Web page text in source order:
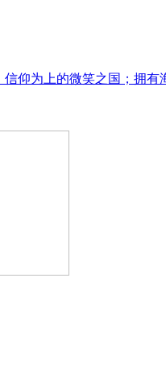
信仰为上的微笑之国；拥